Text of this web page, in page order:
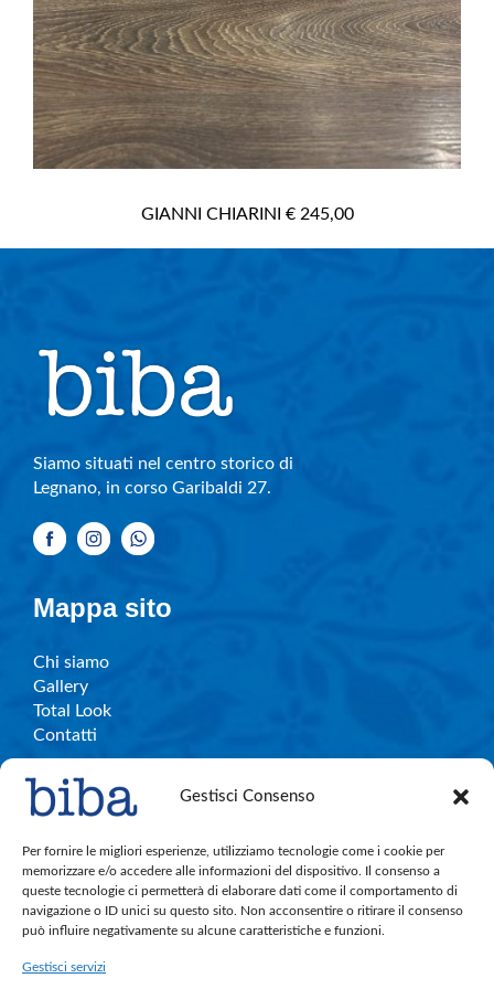
Gestisci Consenso
Per fornire le migliori esperienze, utilizziamo tecnologie come i cookie per
memorizzare e/o accedere alle informazioni del dispositivo. Il consenso a
queste tecnologie ci permetterà di elaborare dati come il comportamento di
navigazione o ID unici su questo sito. Non acconsentire o ritirare il consenso
può influire negativamente su alcune caratteristiche e funzioni.
Gestisci servizi
GIANNI CHIARINI € 245,00
Siamo situati nel centro storico di
Legnano, in corso Garibaldi 27.
Mappa sito
Chi siamo
Gallery
Total Look
Contatti
Info e contatti
C.So Garibaldi, 27 – Legnano
bibalegnano.info@gmail.com
Cell. 380.891.4004